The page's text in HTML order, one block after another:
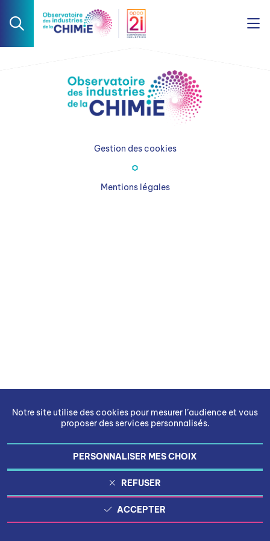
Notre site utilise des cookies pour mesurer l’audience et vous
proposer des services personnalisés.
PERSONNALISER MES CHOIX
REFUSER
ACCEPTER
Gestion des cookies
Mentions légales